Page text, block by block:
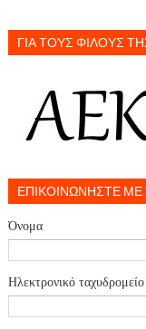
ΓΙΑ ΤΟΥΣ ΦΙΛΟΥΣ
ΕΠΙΚΟΙΝΩΝΗΣΤΕ ΜΕ
Όνομα
Ηλεκτρονικό ταχυδρομείο